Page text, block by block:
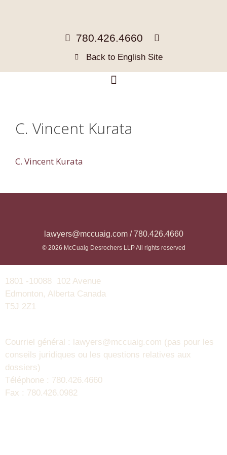
780.426.4660
Back to English Site
C. Vincent Kurata
C. Vincent Kurata
lawyers@mccuaig.com / 780.426.4660
© 2026 McCuaig Desrochers LLP All rights reserved
1801 -10088 102 Avenue
Edmonton, Alberta Canada
T5J 2Z1
Courriel général : lawyers@mccuaig.com (pas pour les
conseils juridiques ou les questions relatives aux
dossiers)
Téléphone : 780.426.4660
Fax : 780.426.0982